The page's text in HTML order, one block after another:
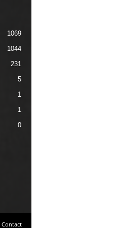
1069
1044
231
5
1
1
0
Contact